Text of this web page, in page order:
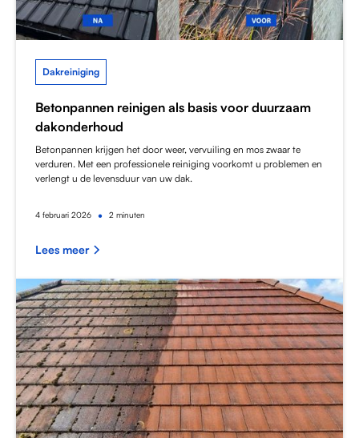
Dakreiniging
Betonpannen reinigen als basis voor duurzaam
dakonderhoud
Betonpannen krijgen het door weer, vervuiling en mos zwaar te
verduren. Met een professionele reiniging voorkomt u problemen en
verlengt u de levensduur van uw dak.
4 februari 2026 • 2 minuten
Lees meer